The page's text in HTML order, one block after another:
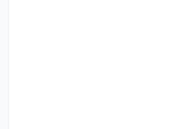
اخبار در خبرنامه ما عضو شوید